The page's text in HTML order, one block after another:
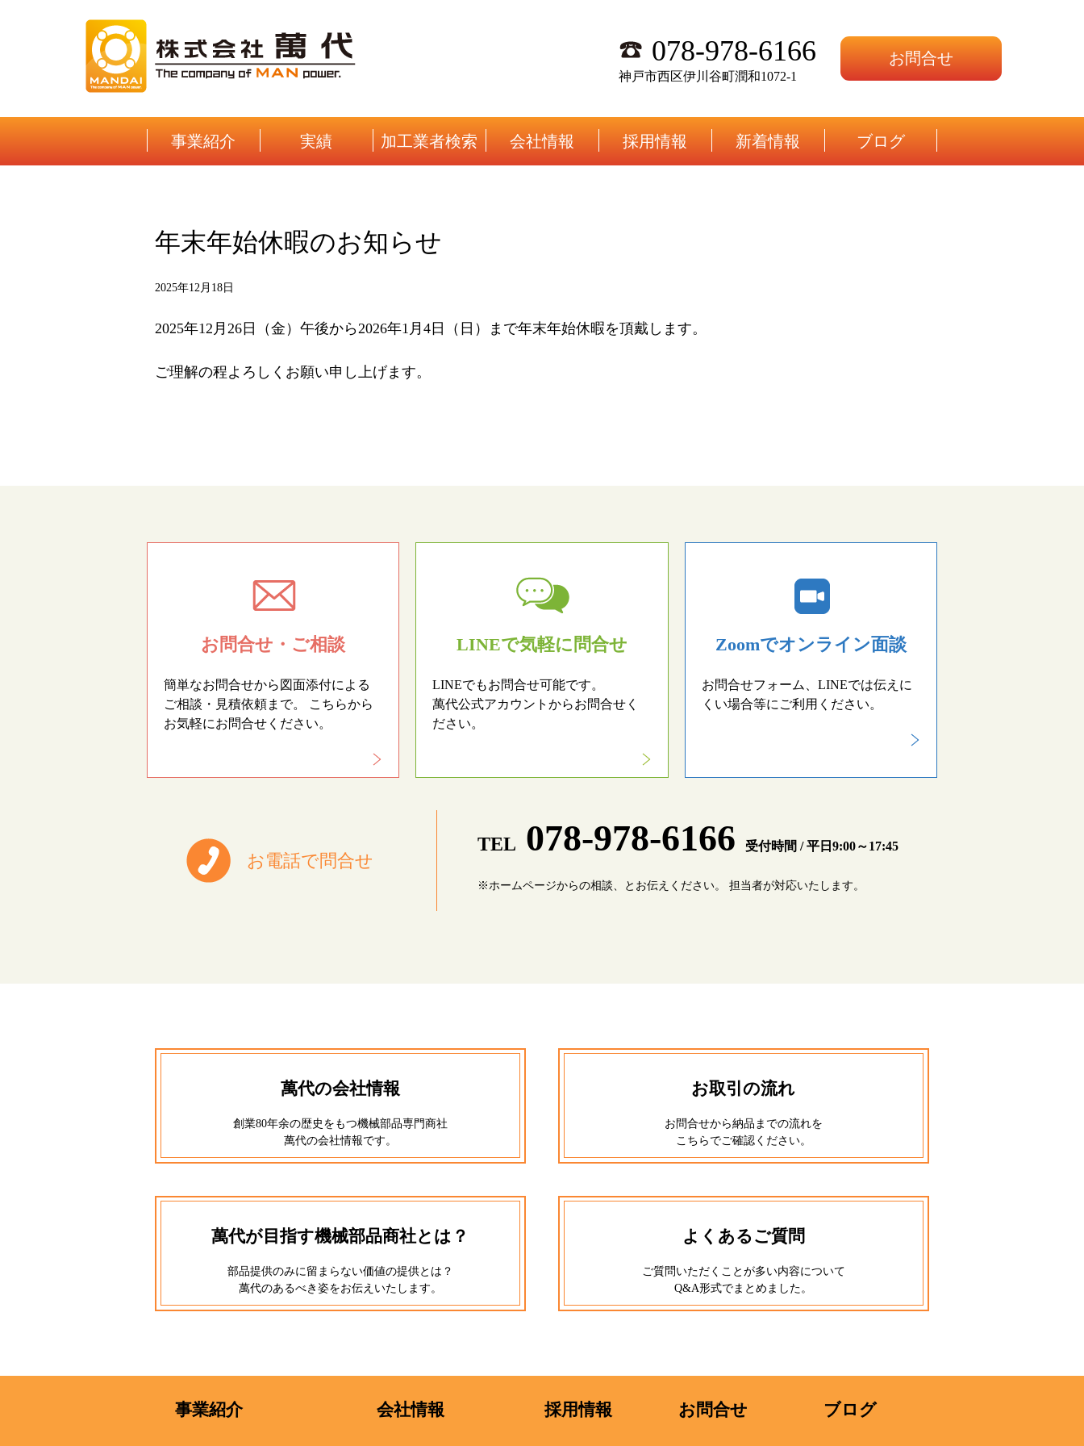
078-978-6166
神戸市西区伊川谷町潤和1072-1
お問合せ
事業紹介 実績 加工業者検索 会社情報 採用情報 新着情報 ブログ
年末年始休暇のお知らせ
2025年12月18日
2025年12月26日（金）午後から2026年1月4日（日）まで年末年始休暇を頂戴します。
ご理解の程よろしくお願い申し上げます。
お問合せ・ご相談
簡単なお問合せから図面添付による
ご相談・見積依頼まで。 こちらから
お気軽にお問合せください。
LINEで気軽に問合せ
LINEでもお問合せ可能です。
萬代公式アカウントからお問合せく
ださい。
Zoomでオンライン面談
お問合せフォーム、LINEでは伝えに
くい場合等にご利用ください。
お電話で問合せ
TEL 078-978-6166 受付時間 / 平日9:00～17:45
※ホームページからの相談、とお伝えください。 担当者が対応いたします。
萬代の会社情報
創業80年余の歴史をもつ機械部品専門商社
萬代の会社情報です。
お取引の流れ
お問合せから納品までの流れを
こちらでご確認ください。
萬代が目指す機械部品商社とは？
部品提供のみに留まらない価値の提供とは？
萬代のあるべき姿をお伝えいたします。
よくあるご質問
ご質問いただくことが多い内容について
Q&A形式でまとめました。
事業紹介 会社情報 採用情報 お問合せ ブログ